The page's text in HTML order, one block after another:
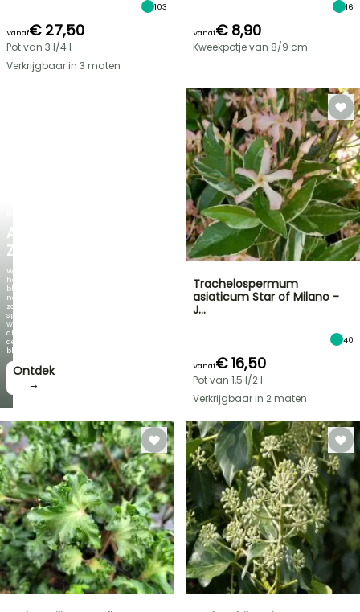
AGAPANTHUS
ZAMBEZI
Wanneer
het
blad
net
zo
spectaculair
wordt
als
de
bloei!
Ontdek
→
103
Vanaf€ 27,50
Pot van 3 l/4 l
Verkrijgbaar in 3 maten
16
Vanaf€ 8,90
Kweekpotje van 8/9 cm
Trachelospermum
asiaticum Star of Milano -
J…
40
Vanaf€ 16,50
Pot van 1,5 l/2 l
Verkrijgbaar in 2 maten